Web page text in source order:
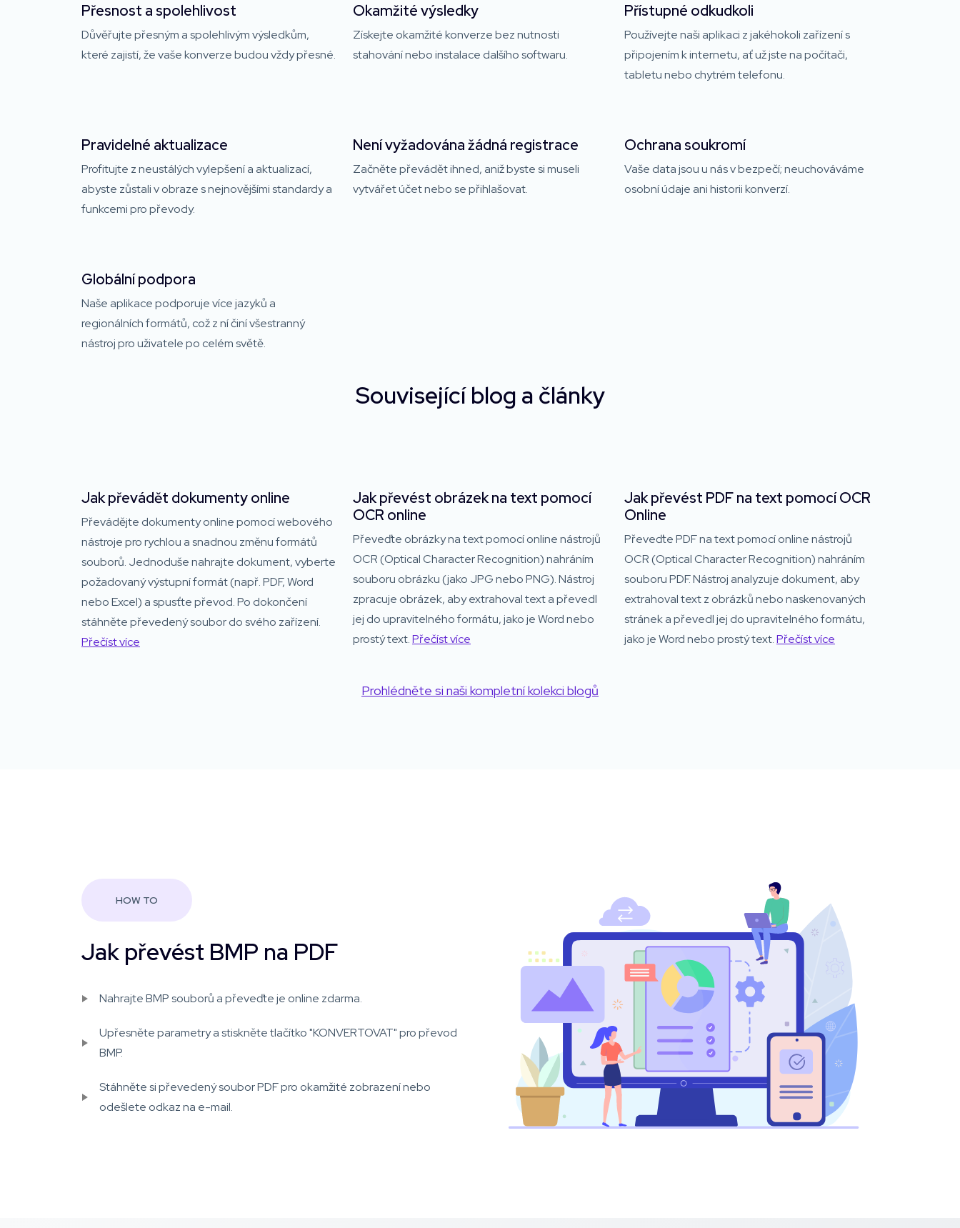
Přesnost a spolehlivost
Důvěřujte přesným a spolehlivým výsledkům,
které zajistí, že vaše konverze budou vždy přesné.
Okamžité výsledky
Získejte okamžité konverze bez nutnosti
stahování nebo instalace dalšího softwaru.
Přístupné odkudkoli
Používejte naši aplikaci z jakéhokoli zařízení s
připojením k internetu, ať už jste na počítači,
tabletu nebo chytrém telefonu.
Pravidelné aktualizace
Profitujte z neustálých vylepšení a aktualizací,
abyste zůstali v obraze s nejnovějšími standardy a
funkcemi pro převody.
Není vyžadována žádná registrace
Začněte převádět ihned, aniž byste si museli
vytvářet účet nebo se přihlašovat.
Ochrana soukromí
Vaše data jsou u nás v bezpečí; neuchováváme
osobní údaje ani historii konverzí.
Globální podpora
Naše aplikace podporuje více jazyků a
regionálních formátů, což z ní činí všestranný
nástroj pro uživatele po celém světě.
Související blog a články
Jak převádět dokumenty online
Převádějte dokumenty online pomocí webového
nástroje pro rychlou a snadnou změnu formátů
souborů. Jednoduše nahrajte dokument, vyberte
požadovaný výstupní formát (např. PDF, Word
nebo Excel) a spusťte převod. Po dokončení
stáhněte převedený soubor do svého zařízení.
Přečíst více
Jak převést obrázek na text pomocí
OCR online
Převeďte obrázky na text pomocí online nástrojů
OCR (Optical Character Recognition) nahráním
souboru obrázku (jako JPG nebo PNG). Nástroj
zpracuje obrázek, aby extrahoval text a převedl
jej do upravitelného formátu, jako je Word nebo
prostý text.Přečíst více
Jak převést PDF na text pomocí OCR
Online
Převeďte PDF na text pomocí online nástrojů
OCR (Optical Character Recognition) nahráním
souboru PDF. Nástroj analyzuje dokument, aby
extrahoval text z obrázků nebo naskenovaných
stránek a převedl jej do upravitelného formátu,
jako je Word nebo prostý text.Přečíst více
Prohlédněte si naši kompletní kolekci blogů
HOW TO
Jak převést BMP na PDF
Nahrajte BMP souborů a převeďte je online zdarma.
Upřesněte parametry a stiskněte tlačítko "KONVERTOVAT" pro převod
BMP.
Stáhněte si převedený soubor PDF pro okamžité zobrazení nebo
odešlete odkaz na e-mail.